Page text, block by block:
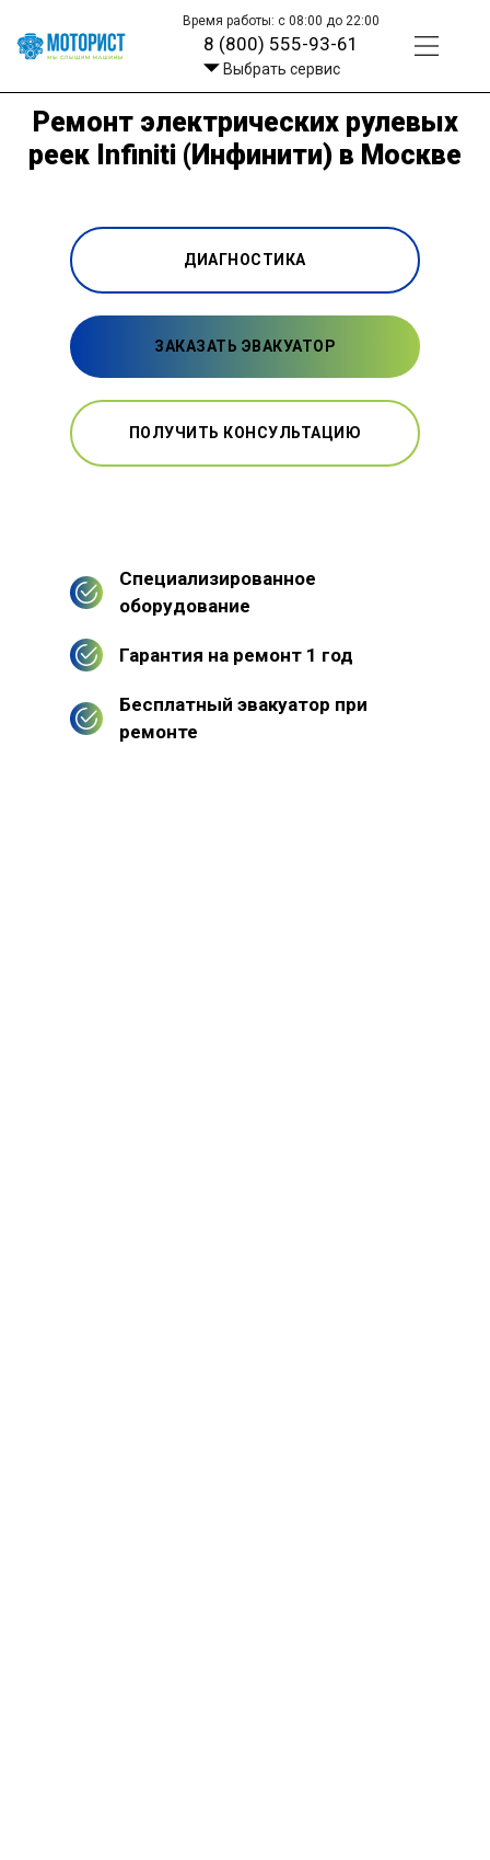
Время работы: с 08:00 до 22:00
8 (800) 555-93-61
Выбрать сервис
Ремонт электрических рулевых
реек Infiniti (Инфинити) в Москве
ДИАГНОСТИКА
ЗАКАЗАТЬ ЭВАКУАТОР
ПОЛУЧИТЬ КОНСУЛЬТАЦИЮ
Специализированное
оборудование
Гарантия на ремонт 1 год
Бесплатный эвакуатор при
ремонте